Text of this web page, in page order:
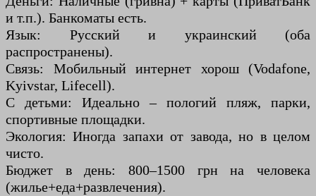
и т.п.). Банкоматы есть.
Язык: Русский и украинский (оба
распространены).
Связь: Мобильный интернет хорош (Vodafone,
Kyivstar, Lifecell).
С детьми: Идеально – пологий пляж, парки,
спортивные площадки.
Экология: Иногда запахи от завода, но в целом
чисто.
Бюджет в день: 800–1500 грн на человека
(жилье+еда+развлечения).